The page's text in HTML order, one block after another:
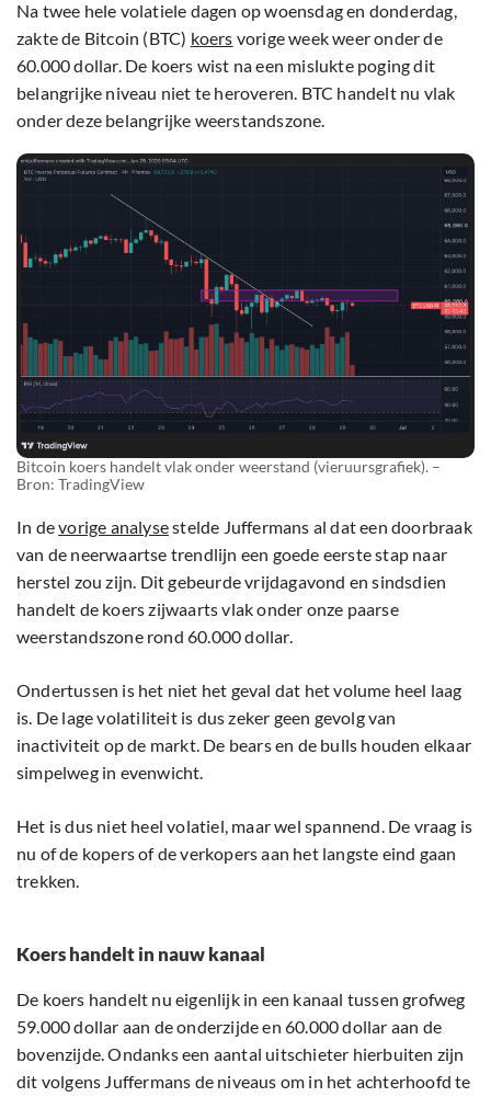
Na twee hele volatiele dagen op woensdag en donderdag,
zakte de Bitcoin (BTC) koers vorige week weer onder de
60.000 dollar. De koers wist na een mislukte poging dit
belangrijke niveau niet te heroveren. BTC handelt nu vlak
onder deze belangrijke weerstandszone.
Bitcoin koers handelt vlak onder weerstand (vieruursgrafiek). –
Bron: TradingView
In devorige analysestelde Juffermans al dat een doorbraak
van de neerwaartse trendlijn een goede eerste stap naar
herstel zou zijn. Dit gebeurde vrijdagavond en sindsdien
handelt de koers zijwaarts vlak onder onze paarse
weerstandszone rond 60.000 dollar.
Ondertussen is het niet het geval dat het volume heel laag
is. De lage volatiliteit is dus zeker geen gevolg van
inactiviteit op de markt. De bears en de bulls houden elkaar
simpelweg in evenwicht.
Het is dus niet heel volatiel, maar wel spannend. De vraag is
nu of de kopers of de verkopers aan het langste eind gaan
trekken.
Koers handelt in nauw kanaal
De koers handelt nu eigenlijk in een kanaal tussen grofweg
59.000 dollar aan de onderzijde en 60.000 dollar aan de
bovenzijde. Ondanks een aantal uitschieter hierbuiten zijn
dit volgens Juffermans de niveaus om in het achterhoofd te